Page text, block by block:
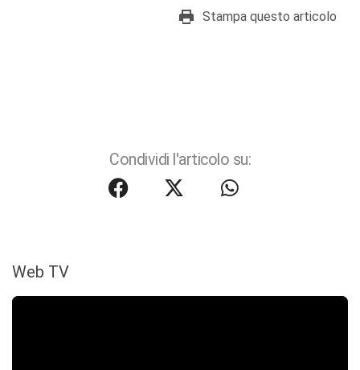
Stampa questo articolo
Condividi l'articolo su:
Web TV